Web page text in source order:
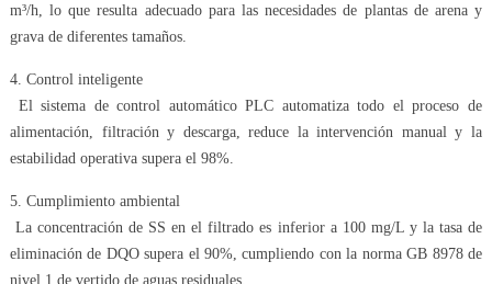
m³/h, lo que resulta adecuado para las necesidades de plantas de arena y
grava de diferentes tamaños.
4. Control inteligente
El sistema de control automático PLC automatiza todo el proceso de
alimentación, filtración y descarga, reduce la intervención manual y la
estabilidad operativa supera el 98%.
5. Cumplimiento ambiental
La concentración de SS en el filtrado es inferior a 100 mg/L y la tasa de
eliminación de DQO supera el 90%, cumpliendo con la norma GB 8978 de
nivel 1 de vertido de aguas residuales.